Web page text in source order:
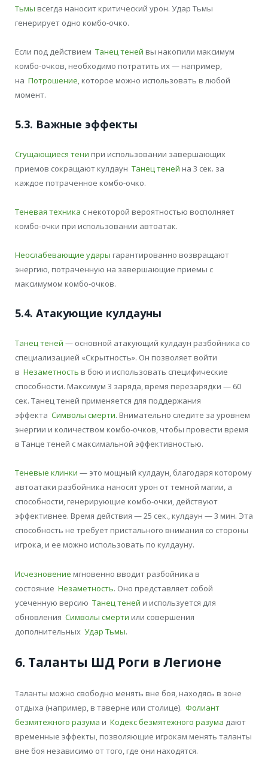
Тьмы всегда наносит критический урон. Удар Тьмы
генерирует одно комбо-очко.
Если под действием Танец теней вы накопили максимум
комбо-очков, необходимо потратить их — например,
на Потрошение, которое можно использовать в любой
момент.
5.3. Важные эффекты
Сгущающиеся тени при использовании завершающих
приемов сокращают кулдаун Танец теней на 3 сек. за
каждое потраченное комбо-очко.
Теневая техника с некоторой вероятностью восполняет
комбо-очки при использовании автоатак.
Неослабевающие удары гарантированно возвращают
энергию, потраченную на завершающие приемы с
максимумом комбо-очков.
5.4. Атакующие кулдауны
Танец теней — основной атакующий кулдаун разбойника со
специализацией «Скрытность». Он позволяет войти
в Незаметность в бою и использовать специфические
способности. Максимум 3 заряда, время перезарядки — 60
сек. Танец теней применяется для поддержания
эффекта Символы смерти. Внимательно следите за уровнем
энергии и количеством комбо-очков, чтобы провести время
в Танце теней с максимальной эффективностью.
Теневые клинки — это мощный кулдаун, благодаря которому
автоатаки разбойника наносят урон от темной магии, а
способности, генерирующие комбо-очки, действуют
эффективнее. Время действия — 25 сек., кулдаун — 3 мин. Эта
способность не требует пристального внимания со стороны
игрока, и ее можно использовать по кулдауну.
Исчезновение мгновенно вводит разбойника в
состояние Незаметность. Оно представляет собой
усеченную версию Танец теней и используется для
обновления Символы смерти или совершения
дополнительных Удар Тьмы.
6. Таланты ШД Роги в Легионе
Таланты можно свободно менять вне боя, находясь в зоне
отдыха (например, в таверне или столице). Фолиант
безмятежного разума и Кодекс безмятежного разума дают
временные эффекты, позволяющие игрокам менять таланты
вне боя независимо от того, где они находятся.